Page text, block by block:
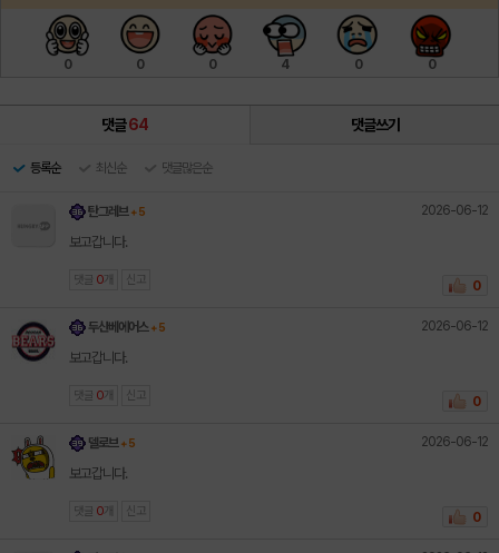
0 0 0 4 0 0
댓글64 댓글쓰기
등록순 최신순 댓글많은순
탄그레브 + 5 2026-06-12
보고갑니다.
댓글 0 개 신고 0
두산베에어스 + 5 2026-06-12
보고갑니다.
댓글 0 개 신고 0
델로브 + 5 2026-06-12
보고갑니다.
댓글 0 개 신고 0